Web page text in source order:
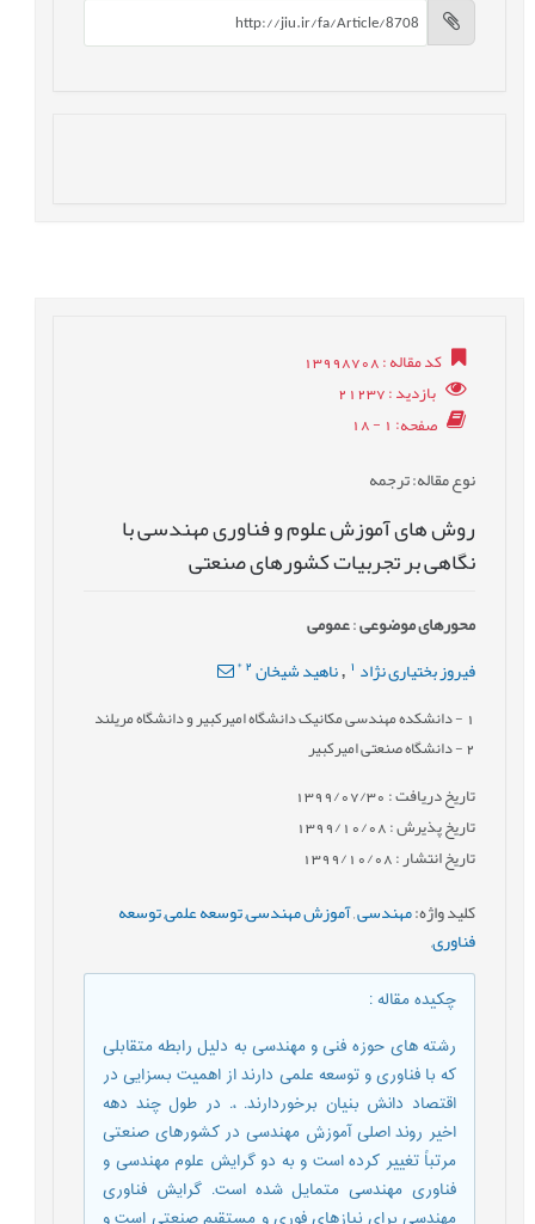
کد مقاله: 13998708
بازدید: 21237
صفحه: 1 - 18
نوع مقاله: ترجمه
روش های آموزش علوم و فناوری مهندسی با
نگاهی بر تجربیات کشورهای صنعتی
محورهای موضوعی:عمومى
فیروز بختیاری نژاد , ناهید شیخان 2
*
- دانشکده مهندسی مکانیک دانشگاه امیرکبیر و دانشگاه مریلند
2- دانشگاه صنعتی امیرکبیر
تاریخ دریافت : 1399/07/30
تاریخ پذیرش : 1399/10/08
تاریخ انتشار : 1399/10/08
کلید واژه:مهندسی,آموزش مهندسی,توسعه علمی,توسعه
فناوری,
چکیده مقاله:
رشته های حوزه فنی و مهندسی به دلیل رابطه متقابلی
که با فناوری و توسعه علمی دارند از اهمیت بسزایی در
اقتصاد دانش بنیان برخوردارند. ،. در طول چند دهه
اخیر روند اصلی آموزش مهندسی در کشورهای صنعتی
مرتباً تغییر کرده است و به دو گرایش علوم مهندسی و
فناوری مهندسی متمایل شده است. گرایش فناوری